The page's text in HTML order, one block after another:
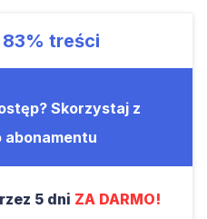
83% treści
Skorzystaj z
abonamentu
5 dni ZA DARMO!